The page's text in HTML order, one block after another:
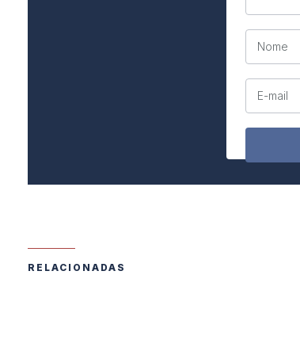
Nome
E-mail
RELACIONADAS